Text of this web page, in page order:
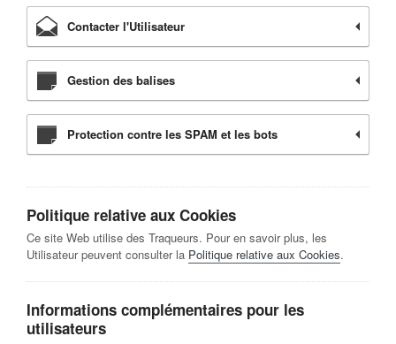
Contacter l'Utilisateur
Gestion des balises
Protection contre les SPAM et les bots
Politique relative aux Cookies
Ce site Web utilise des Traqueurs. Pour en savoir plus, les
Utilisateur peuvent consulter la Politique relative aux Cookies.
Informations complémentaires pour les
utilisateurs